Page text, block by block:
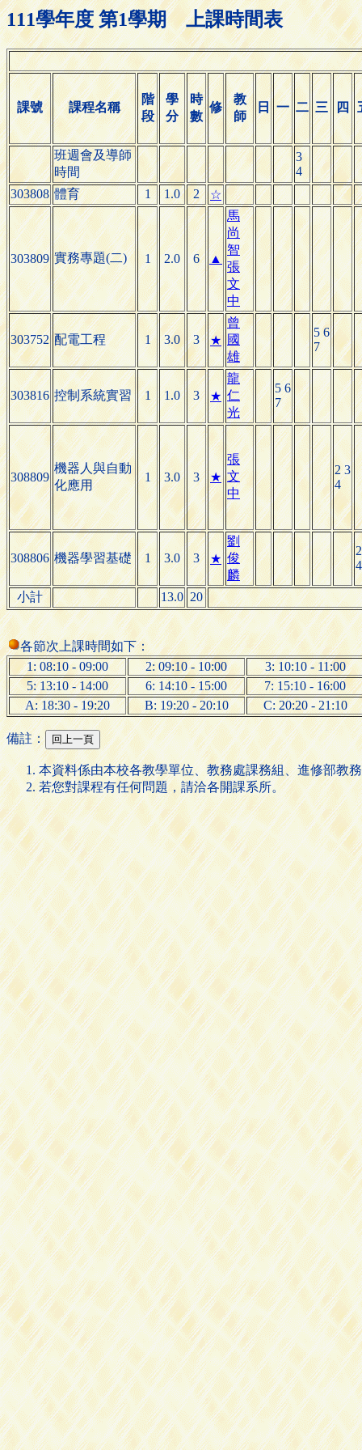
111學年度 第1學期 上課時間表
課號 課程名稱
階
段
學
分
時
數
修
教
師
日 一 二 三 四
班週會及導師
時間
3
4
303808 體育 1 1.0 2 ☆
303809 實務專題(二) 1 2.0 6 ▲
馬
尚
智
張
文
中
303752 配電工程 1 3.0 3 ★
曾
國
雄
5 6
7
303816 控制系統實習 1 1.0 3 ★
龍
仁
光
5 6
7
308809
機器人與自動
化應用
1 3.0 3 ★
張
文
中
2 3
4
308806 機器學習基礎 1 3.0 3 ★
劉
俊
麟
4
小計 13.0 20
各節次上課時間如下：
1: 08:10 - 09:00
2: 09:10 - 10:00
3: 10:10 - 11:00
5: 13:10 - 14:00
6: 14:10 - 15:00
7: 15:10 - 16:00
A: 18:30 - 19:20
B: 19:20 - 20:10 C: 20:20 - 21:10
備註：
本資料係由本校各教學單位、教務處課務組、進修部教
若您對課程有任何問題，請洽各開課系所。